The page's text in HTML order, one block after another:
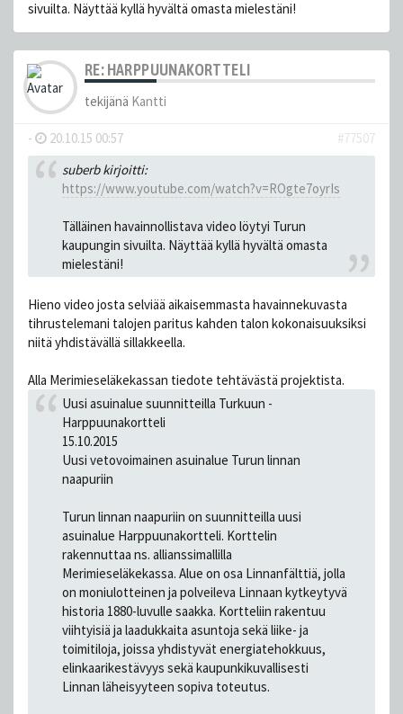
sivuilta. Näyttää kyllä hyvältä omasta mielestäni!
RE: HARPPUUNAKORTTELI
tekijänä Kantti
- 20.10.15 00:57
#77507
suberb kirjoitti:
https://www.youtube.com/watch?v=ROgte7oyrIs
Tälläinen havainnollistava video löytyi Turun
kaupungin sivuilta. Näyttää kyllä hyvältä omasta
mielestäni!
Hieno video josta selviää aikaisemmasta havainnekuvasta
tihrustelemani talojen paritus kahden talon kokonaisuuksiksi
niitä yhdistävällä sillakkeella.
Alla Merimieseläkekassan tiedote tehtävästä projektista.
Uusi asuinalue suunnitteilla Turkuun -
Harppuunakortteli
15.10.2015
Uusi vetovoimainen asuinalue Turun linnan
naapuriin
Turun linnan naapuriin on suunnitteilla uusi
asuinalue Harppuunakortteli. Korttelin
rakennuttaa ns. allianssimallilla
Merimieseläkekassa. Alue on osa Linnanfälttiä, jolla
on moniulotteinen ja polveileva Linnaan kytkeytyvä
historia 1880-luvulle saakka. Kortteliin rakentuu
viihtyisiä ja laadukkaita asuntoja sekä liike- ja
toimitiloja, joissa yhdistyvät energiatehokkuus,
elinkaarikestävyys sekä kaupunkikuvallisesti
Linnan läheisyyteen sopiva toteutus.